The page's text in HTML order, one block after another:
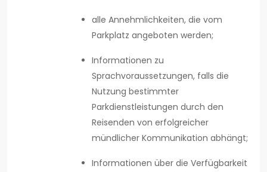
alle Annehmlichkeiten, die vom
Parkplatz angeboten werden;
Informationen zu
Sprachvoraussetzungen, falls die
Nutzung bestimmter
Parkdienstleistungen durch den
Reisenden von erfolgreicher
mündlicher Kommunikation abhängt;
Informationen über die Verfügbarkeit